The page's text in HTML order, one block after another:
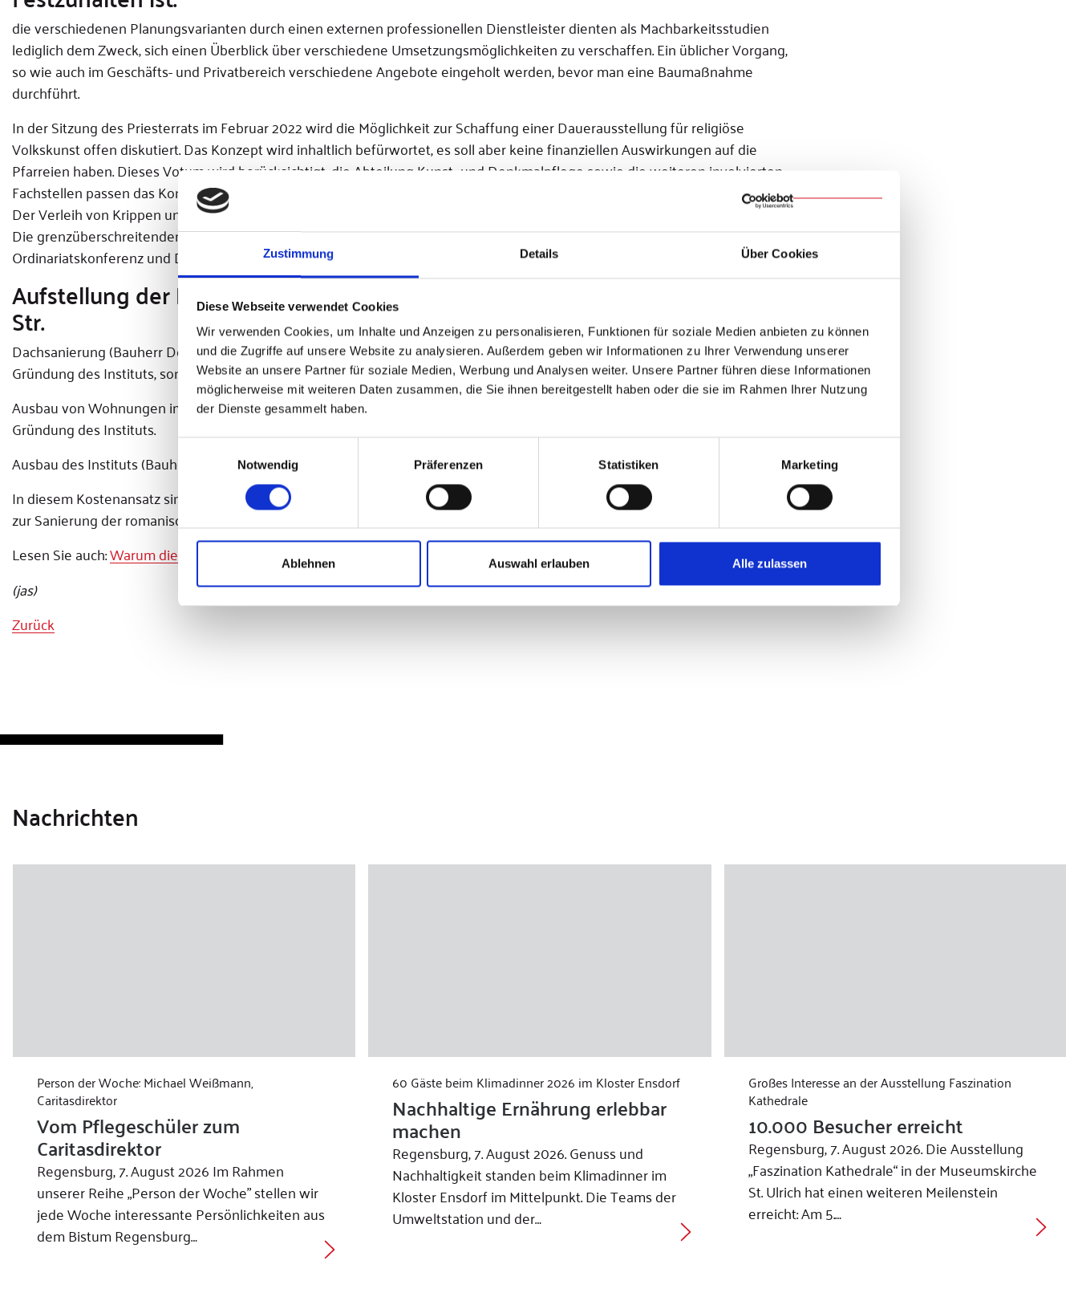
Zustimmung Details Über Cookies
Diese Webseite verwendet Cookies
Wir verwenden Cookies, um Inhalte und Anzeigen zu personalisieren, Funktionen für soziale Medien anbieten zu können
und die Zugriffe auf unsere Website zu analysieren. Außerdem geben wir Informationen zu Ihrer Verwendung unserer
Website an unsere Partner für soziale Medien, Werbung und Analysen weiter. Unsere Partner führen diese Informationen
möglicherweise mit weiteren Daten zusammen, die Sie ihnen bereitgestellt haben oder die sie im Rahmen Ihrer Nutzung
der Dienste gesammelt haben.
Notwendig
Präferenzen Statistiken Marketing
Ablehnen Auswahl erlauben Alle zulassen
die verschiedenen Planungsvarianten durch einen externen professionellen Dienstleister dienten als Machbarkeitsstudien
lediglich dem Zweck, sich einen Überblick über verschiedene Umsetzungsmöglichkeiten zu verschaffen. Ein üblicher Vorgang,
so wie auch im Geschäfts- und Privatbereich verschiedene Angebote eingeholt werden, bevor man eine Baumaßnahme
durchführt.
In der Sitzung des Priesterrats im Februar 2022 wird die Möglichkeit zur Schaffung einer Dauerausstellung für religiöse
Volkskunst offen diskutiert. Das Konzept wird inhaltlich befürwortet, es soll aber keine finanziellen Auswirkungen auf die
Pfarreien haben. Dieses Votum wird berücksichtigt, die Abteilung Kunst- und Denkmalpflege sowie die weiteren involvierten
Fachstellen passen das Konzept entsprechend an mit der Reduzierung auf ein Forschungszentrum ohne museale Präsentation.
Der Verleih von Krippen und Kunstgegenständen an lokale Krippenwege und -ausstellungen soll weiter ausgebaut werden.
Die grenzüberschreitenden Kontakte nach Tschechien werden damit auch gestärkt. Die Entscheidungsgremien
Ordinariatskonferenz und Diözesansteuerausschuss stimmen 2023 dem angepassten Konzept einstimmig zu.
Aufstellung der Kostenschätzung zur Sanierung Gebäude Schwarze Bären-
Str.
Dachsanierung (Bauherr Domkapitel): 2.551.900 Euro. Die Sanierung des Daches steht in keinem Zusammenhang mit der
Gründung des Instituts, sondern muss für den Erhalt des Gebäudebestands durchgeführt werden.
Ausbau von Wohnungen im Nebengebäude: 1.223.000 Euro. Auch diese Kosten stehen nicht im Zusammenhang mit der
Gründung des Instituts.
Ausbau des Instituts (Bauherr Diözese Regensburg) im Hauptgebäude: 1.425.100 Euro
In diesem Kostenansatz sind vorbehaltlich der Ergebnisse der Bauforschung und der Zustimmung der Denkmalpflege Mittel
zur Sanierung der romanischen Galluskapelle mit kalkuliert.
Lesen Sie auch:Warum die Gründung des Instituts für christliche Bilderwelten jetzt wichtig ist
(jas)
Zurück
Nachrichten
Person der Woche: Michael Weißmann,
Caritasdirektor
Vom Pflegeschüler zum
Caritasdirektor
Regensburg, 7. August 2026 Im Rahmen
unserer Reihe „Person der Woche” stellen wir
jede Woche interessante Persönlichkeiten aus
dem Bistum Regensburg…
60 Gäste beim Klimadinner 2026 im Kloster Ensdorf
Nachhaltige Ernährung erlebbar
machen
Regensburg, 7. August 2026. Genuss und
Nachhaltigkeit standen beim Klimadinner im
Kloster Ensdorf im Mittelpunkt. Die Teams der
Umweltstation und der…
Großes Interesse an der Ausstellung Faszination
Kathedrale
10.000 Besucher erreicht
Regensburg, 7. August 2026. Die Ausstellung
„Faszination Kathedrale“ in der Museumskirche
St. Ulrich hat einen weiteren Meilenstein
erreicht: Am 5.…